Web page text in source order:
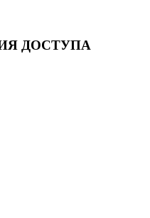
ДОСТУПА